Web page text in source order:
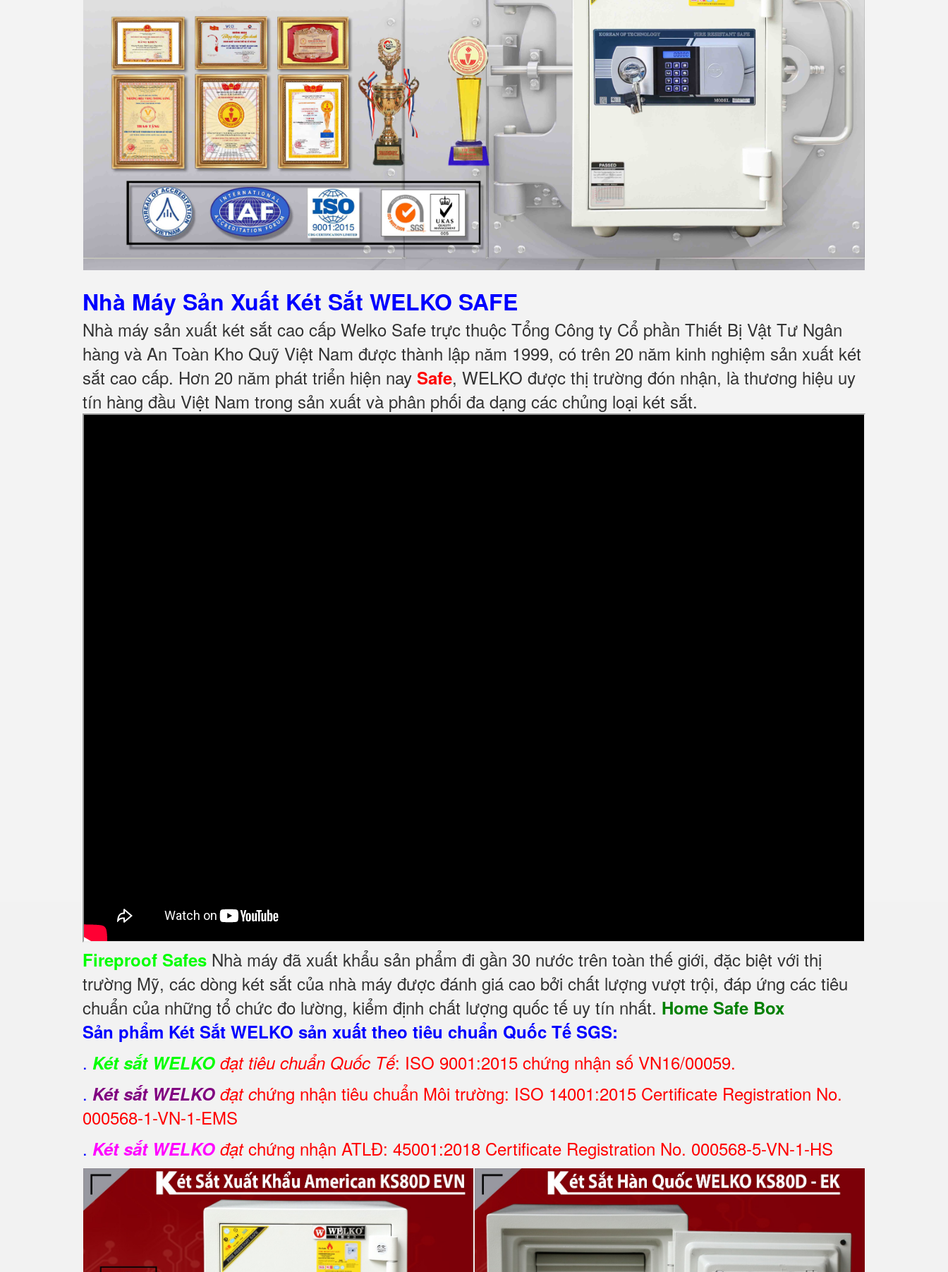
Nhà Máy Sản Xuất Két Sắt WELKO SAFE
Nhà máy sản xuất két sắt cao cấp Welko Safe trực thuộc Tổng Công ty Cổ phần Thiết Bị Vật Tư Ngân
hàng và An Toàn Kho Quỹ Việt Nam được thành lập năm 1999, có trên 20 năm kinh nghiệm sản xuất két
sắt cao cấp. Hơn 20 năm phát triển hiện nay Safe, WELKO được thị trường đón nhận, là thương hiệu uy
tín hàng đầu Việt Nam trong sản xuất và phân phối đa dạng các chủng loại két sắt.
Fireproof Safes Nhà máy đã xuất khẩu sản phẩm đi gần 30 nước trên toàn thế giới, đặc biệt với thị
trường Mỹ, các dòng két sắt của nhà máy được đánh giá cao bởi chất lượng vượt trội, đáp ứng các tiêu
chuẩn của những tổ chức đo lường, kiểm định chất lượng quốc tế uy tín nhất. Home Safe Box
Sản phẩm Két Sắt WELKO sản xuất theo tiêu chuẩn Quốc Tế SGS:
. Két sắt WELKO đạt tiêu chuẩn Quốc Tế: ISO 9001:2015 chứng nhận số VN16/00059.
. Két sắt WELKO đạt chứng nhận tiêu chuẩn Môi trường: ISO 14001:2015 Certificate Registration No.
000568-1-VN-1-EMS
. Két sắt WELKO đạtchứng nhận ATLĐ: 45001:2018 Certificate Registration No. 000568-5-VN-1-HS